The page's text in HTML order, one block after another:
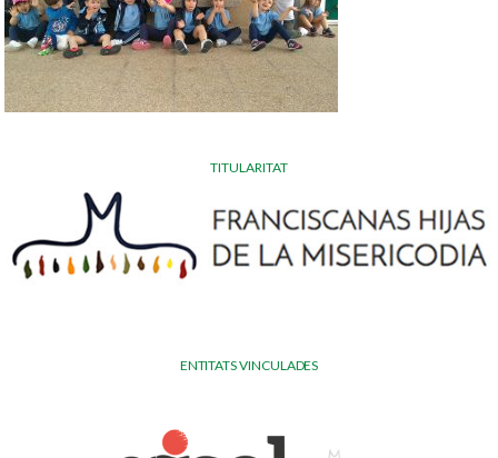
TITULARITAT
ENTITATS VINCULADES